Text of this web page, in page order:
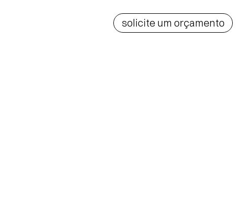
solicite um orçamento